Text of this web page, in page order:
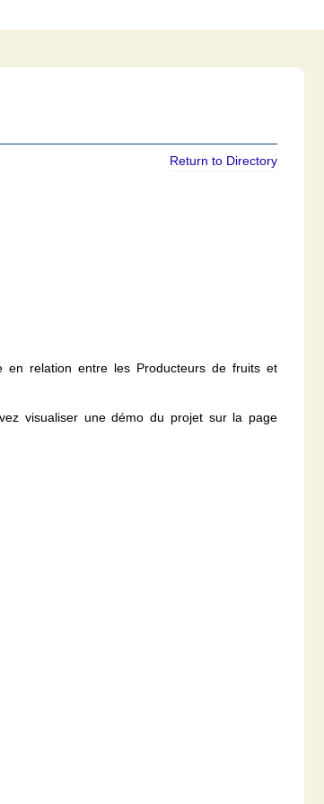
Return to Directory
en relation entre les Producteurs de fruits et
visualiser une démo du projet sur la page